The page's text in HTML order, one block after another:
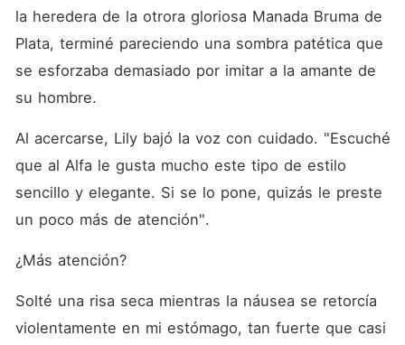
la heredera de la otrora gloriosa Manada Bruma de
Plata, terminé pareciendo una sombra patética que
se esforzaba demasiado por imitar a la amante de
su hombre.
Al acercarse, Lily bajó la voz con cuidado. "Escuché
que al Alfa le gusta mucho este tipo de estilo
sencillo y elegante. Si se lo pone, quizás le preste
un poco más de atención".
¿Más atención?
Solté una risa seca mientras la náusea se retorcía
violentamente en mi estómago, tan fuerte que casi